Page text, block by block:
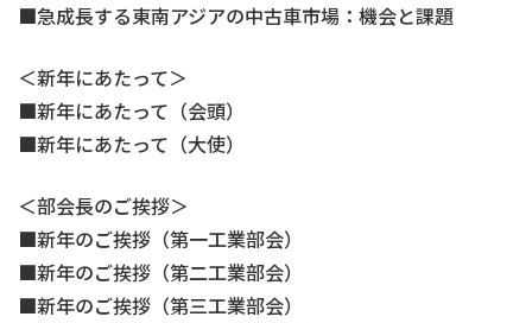
急成長する東南アジアの中古車市場：機会と課題
＜新年にあたって＞
新年にあたって（会頭）
新年にあたって（大使）
＜部会長のご挨拶＞
新年のご挨拶（第一工業部会）
新年のご挨拶（第二工業部会）
新年のご挨拶（第三工業部会）